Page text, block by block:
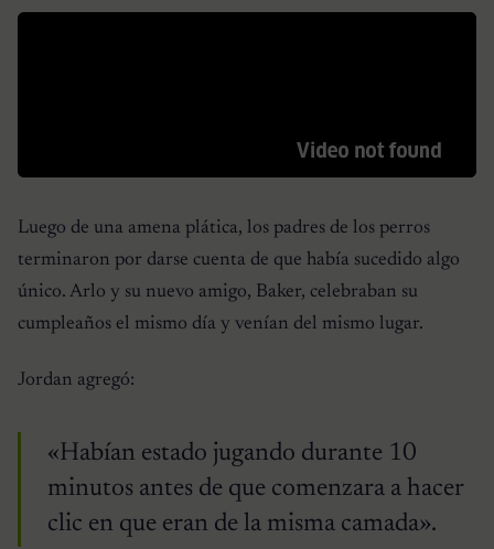
Luego de una amena plática, los padres de los perros
terminaron por darse cuenta de que había sucedido algo
único. Arlo y su nuevo amigo, Baker, celebraban su
cumpleaños el mismo día y venían del mismo lugar.
Jordan agregó:
«Habían estado jugando durante 10
minutos antes de que comenzara a hacer
clic en que eran de la misma camada».